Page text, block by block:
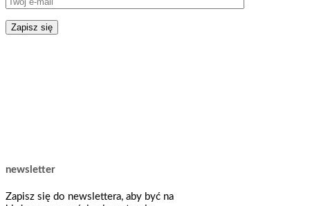
newsletter
Zapisz się do newslettera, aby być na